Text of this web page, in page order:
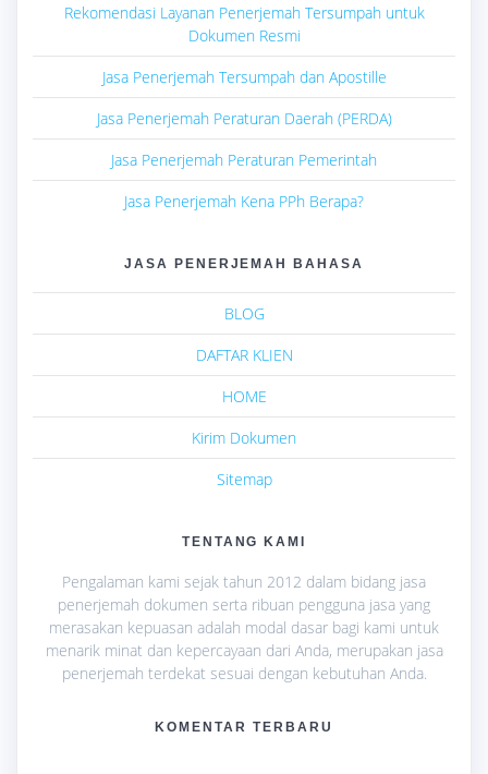
Rekomendasi Layanan Penerjemah Tersumpah untuk
Dokumen Resmi
Jasa Penerjemah Tersumpah dan Apostille
Jasa Penerjemah Peraturan Daerah (PERDA)
Jasa Penerjemah Peraturan Pemerintah
Jasa Penerjemah Kena PPh Berapa?
JASA PENERJEMAH BAHASA
BLOG
DAFTAR KLIEN
HOME
Kirim Dokumen
Sitemap
TENTANG KAMI
Pengalaman kami sejak tahun 2012 dalam bidang jasa
penerjemah dokumen serta ribuan pengguna jasa yang
merasakan kepuasan adalah modal dasar bagi kami untuk
menarik minat dan kepercayaan dari Anda, merupakan jasa
penerjemah terdekat sesuai dengan kebutuhan Anda.
KOMENTAR TERBARU